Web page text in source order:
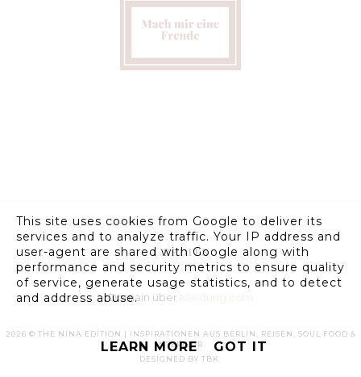
Credits
Domain über Kleidung.com
2026 © THE NINA EDITION | INSPIRATIONEN AUS BERLIN, REISEN, SOUL FOOD &
INTERIEUR
DESIGNED BY TBK
This site uses cookies from Google to deliver its
services and to analyze traffic. Your IP address and
user-agent are shared with Google along with
performance and security metrics to ensure quality
of service, generate usage statistics, and to detect
and address abuse.
LEARN MORE GOT IT